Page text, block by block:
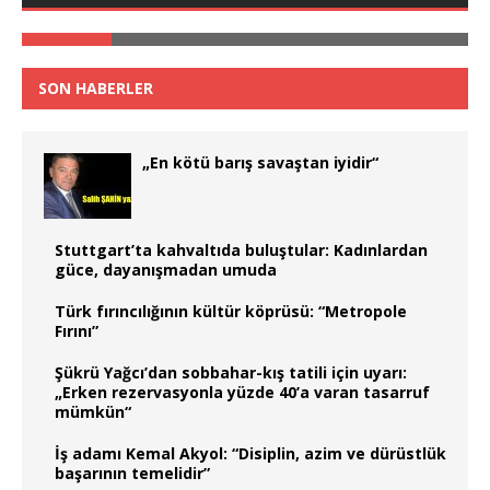
SON HABERLER
„En kötü barış savaştan iyidir“
Stuttgart’ta kahvaltıda buluştular: Kadınlardan
güce, dayanışmadan umuda
Türk fırıncılığının kültür köprüsü: “Metropole
Fırını”
Şükrü Yağcı’dan sobbahar-kış tatili için uyarı:
„Erken rezervasyonla yüzde 40’a varan tasarruf
mümkün“
İş adamı Kemal Akyol: “Disiplin, azim ve dürüstlük
başarının temelidir”